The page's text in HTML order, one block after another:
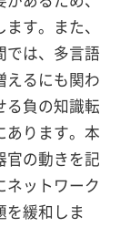
す。また、
では、多言語
えるにも関わ
る負の知識転
あります。本
官の動きを記
ネットワーク
を緩和しま